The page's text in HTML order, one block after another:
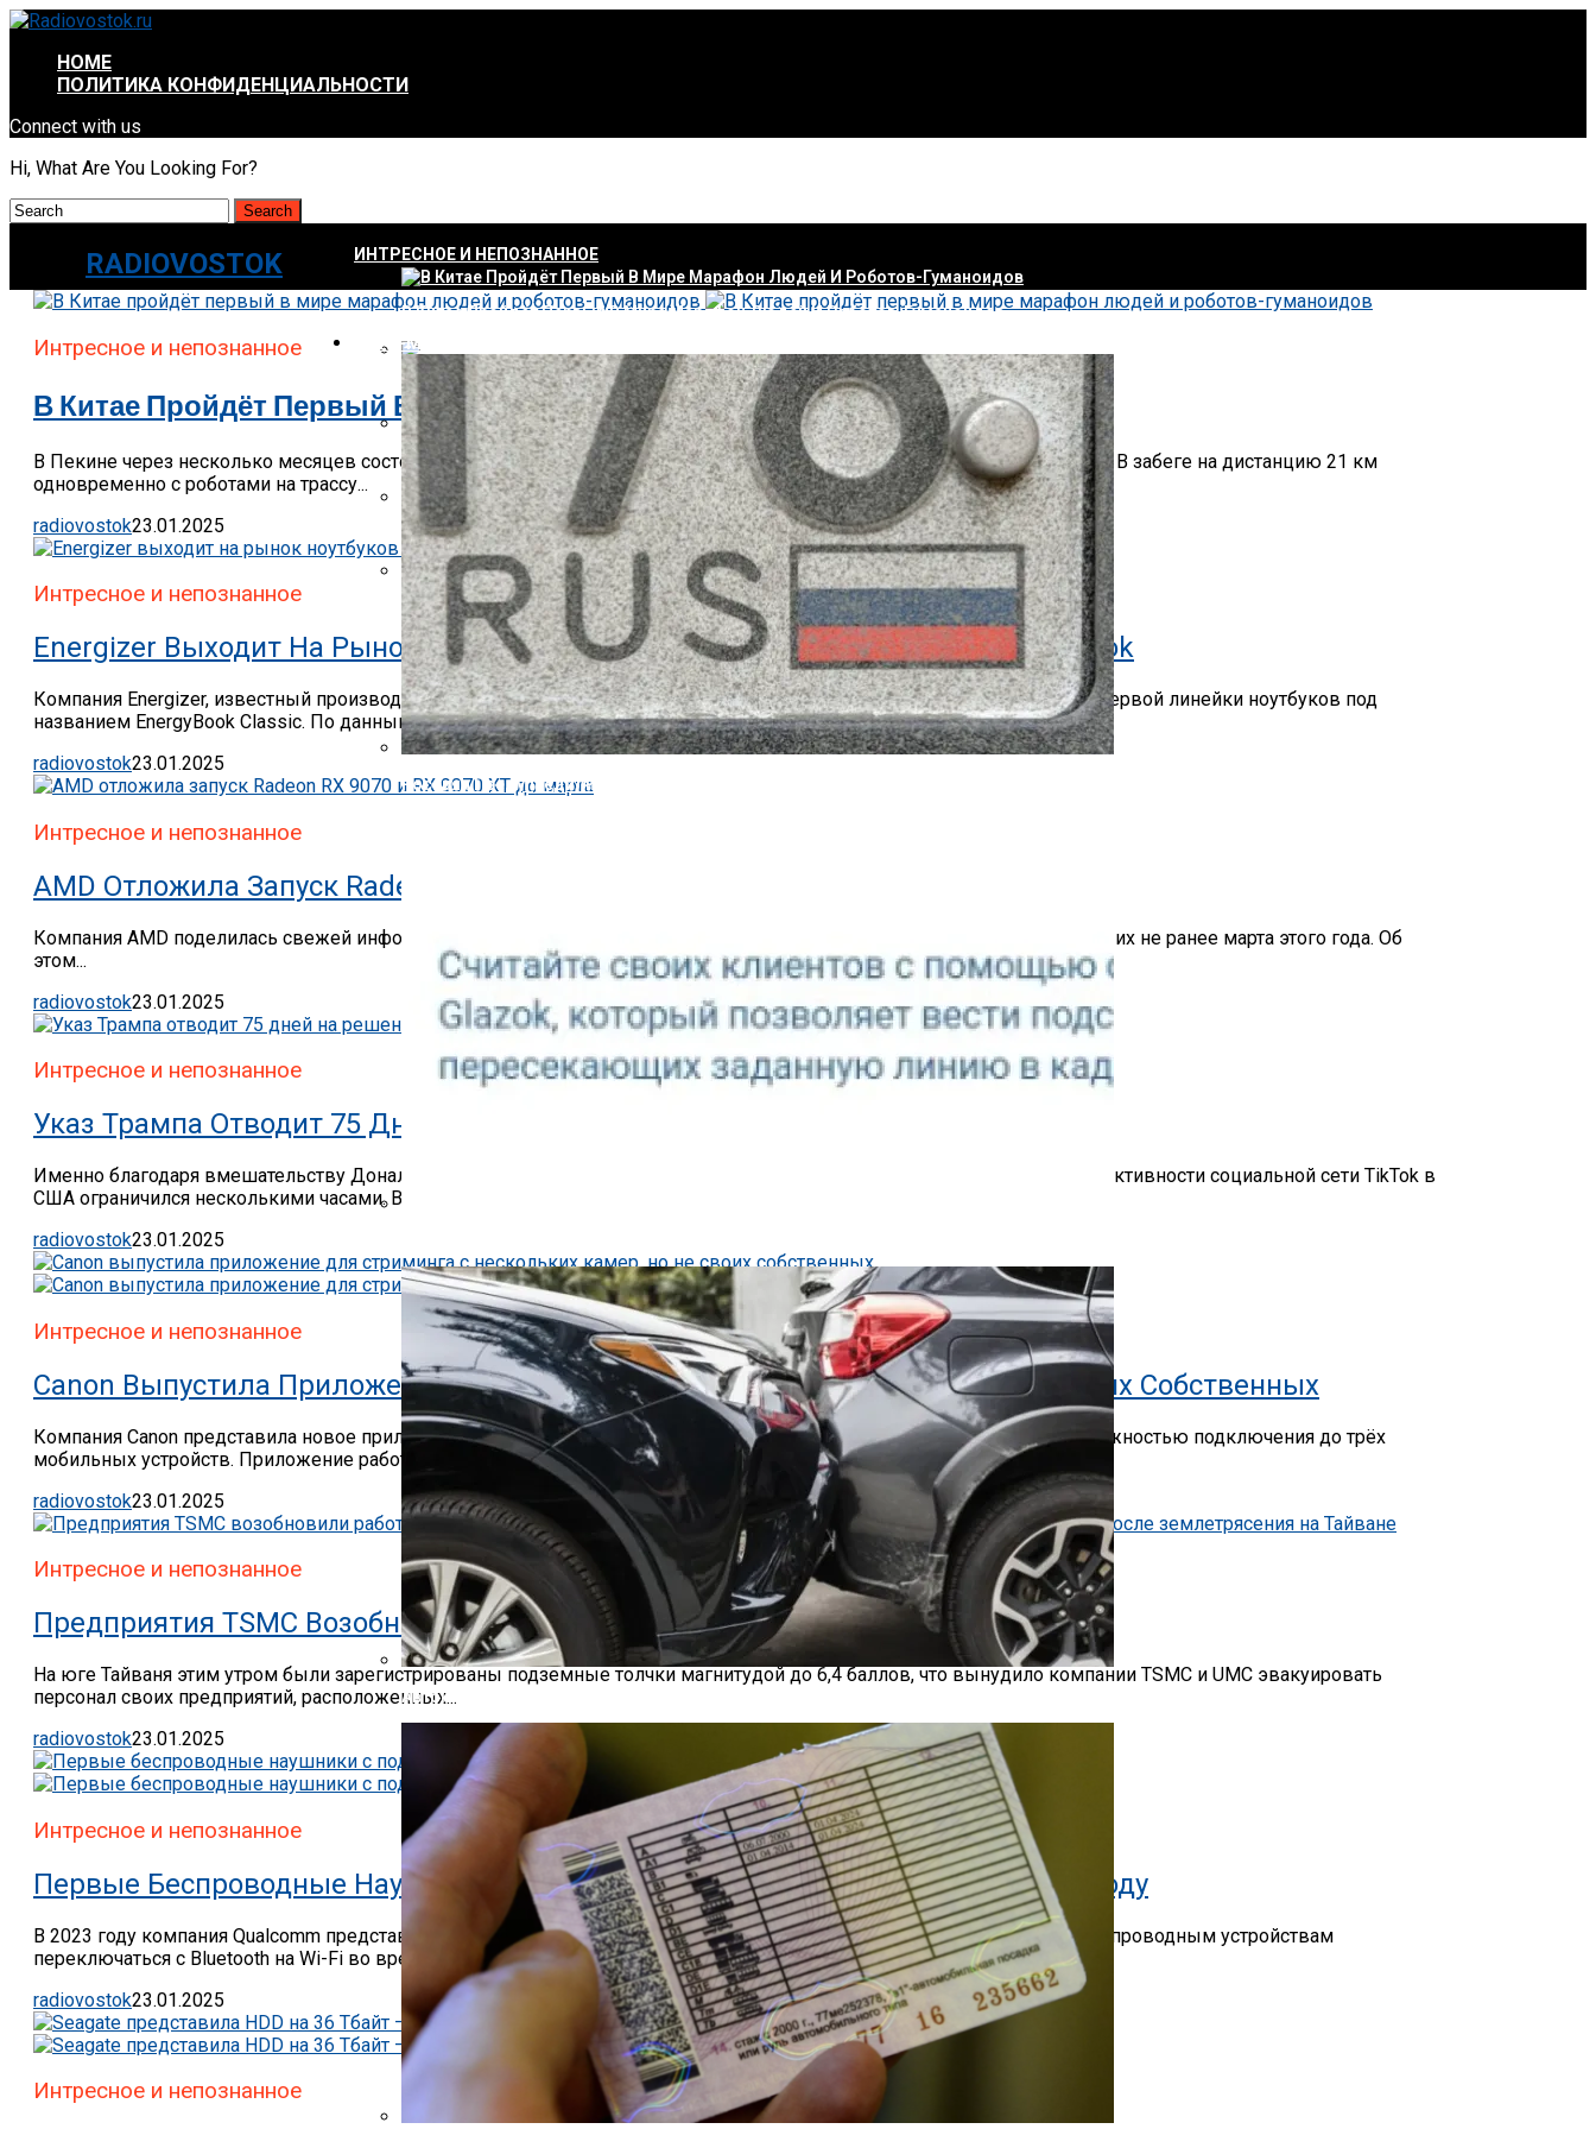
HOME
ПОЛИТИКА КОНФИДЕНЦИАЛЬНОСТИ
Connect with us
Hi, What Are You Looking For?
RADIOVOSTOK ИНТРЕСНОЕ И НЕПОЗНАННОЕ
В Китае Пройдёт Первый В Мире Марафон Людей И Роботов-Гуманоидов
Energizer Выходит На Рынок Ноутбуков С Супербюджетной Линейкой EnergyBook
AMD Отложила Запуск Radeon RX 9070 И RX 9070 XT До Марта
Указ Трампа Отводит 75 Дней На Решение Судьбы TikTok В США
Canon Выпустила Приложение Для Стриминга С Нескольких Камер, Но Не Своих Собственных
АВТО-МОТО
Россиян Предупредили, Что Грозит За Грязные Номера Машины — «ГИБДД»
Автоюрист Объяснил, Когда Можно Уладить Спор После ДТП Без ГАИ — «ГИБДД»
Интресное и непознанное
В Китае Пройдёт Первый В Мире Марафон Людей И Роботов-Гуманоидов
В Пекине через несколько месяцев состоится уникальный полумарафон, в котором примут участие роботы-гуманоиды. В забеге на дистанцию 21 км
одновременно с роботами на трассу...
radiovostok23.01.2025
Интресное и непознанное
Energizer Выходит На Рынок Ноутбуков С Супербюджетной Линейкой EnergyBook
Компания Energizer, известный производитель элементов питания и зарядных устройств, анонсировала выпуск своей первой линейки ноутбуков под
названием EnergyBook Classic. По данным официального пресс-релиза, устройства...
radiovostok23.01.2025
Интресное и непознанное
AMD Отложила Запуск Radeon RX 9070 И RX 9070 XT До Марта
Компания AMD поделилась свежей информацией о видеокартах Radeon RX 9070 и RX 9070 XT. Производитель выпустит их не ранее марта этого года. Об
этом...
radiovostok23.01.2025
Интресное и непознанное
Указ Трампа Отводит 75 Дней На Решение Судьбы TikTok В США
Именно благодаря вмешательству Дональда Трампа (Donald Trump) в минувшее воскресенье период вынужденной неактивности социальной сети TikTok в
США ограничился несколькими часами. В первый день...
radiovostok23.01.2025
Интресное и непознанное
Canon Выпустила Приложение Для Стриминга С Нескольких Камер, Но Не Своих Собственных
Компания Canon представила новое приложение Live Switcher Mobile, позволяющее вести прямые трансляции, с возможностью подключения до трёх
мобильных устройств. Приложение работает только на iPhone...
radiovostok23.01.2025
Интресное и непознанное
Предприятия TSMC Возобновили Работу После Землетрясения На Тайване
На юге Тайваня этим утром были зарегистрированы подземные толчки магнитудой до 6,4 баллов, что вынудило компании TSMC и UMC эвакуировать
персонал своих предприятий, расположенных...
radiovostok23.01.2025
Интресное и непознанное
Первые Беспроводные Наушники С Подключением По Wi-Fi Появятся В Этом Году
В 2023 году компания Qualcomm представила технологию Expanded Personal Area Network (XPAN), которая позволяет беспроводным устройствам
переключаться с Bluetooth на Wi-Fi во время передачи...
radiovostok23.01.2025
Интресное и непознанное